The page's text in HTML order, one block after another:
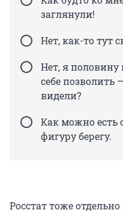
заглянули!
Нет, как-то тут
Нет, я половину
себе
видели?
Как можно есть
фигуру берегу.
Росстат тоже